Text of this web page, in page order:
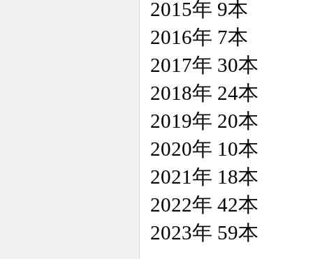
2015年 9本
2016年 7本
2017年 30本
2018年 24本
2019年 20本
2020年 10本
2021年 18本
2022年 42本
2023年 59本